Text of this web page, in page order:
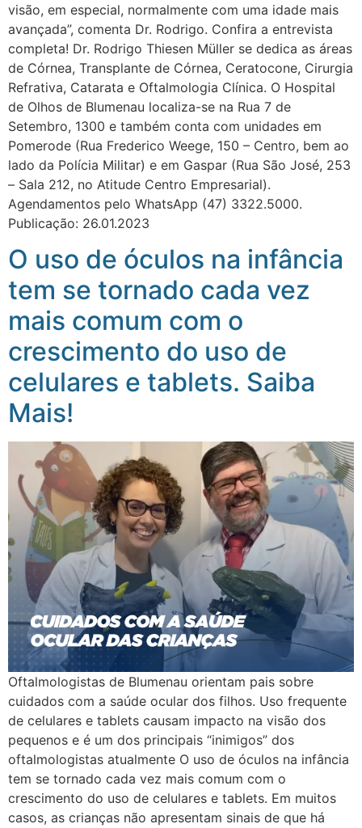
visão, em especial, normalmente com uma idade mais
avançada”, comenta Dr. Rodrigo. Confira a entrevista
completa! Dr. Rodrigo Thiesen Müller se dedica as áreas
de Córnea, Transplante de Córnea, Ceratocone, Cirurgia
Refrativa, Catarata e Oftalmologia Clínica. O Hospital
de Olhos de Blumenau localiza-se na Rua 7 de
Setembro, 1300 e também conta com unidades em
Pomerode (Rua Frederico Weege, 150 – Centro, bem ao
lado da Polícia Militar) e em Gaspar (Rua São José, 253
– Sala 212, no Atitude Centro Empresarial). ⠀
Agendamentos pelo WhatsApp (47) 3322.5000.⠀
Publicação: 26.01.2023
O uso de óculos na infância
tem se tornado cada vez
mais comum com o
crescimento do uso de
celulares e tablets. Saiba
Mais!
Oftalmologistas de Blumenau orientam pais sobre
cuidados com a saúde ocular dos filhos. Uso frequente
de celulares e tablets causam impacto na visão dos
pequenos e é um dos principais “inimigos” dos
oftalmologistas atualmente O uso de óculos na infância
tem se tornado cada vez mais comum com o
crescimento do uso de celulares e tablets. Em muitos
casos, as crianças não apresentam sinais de que há